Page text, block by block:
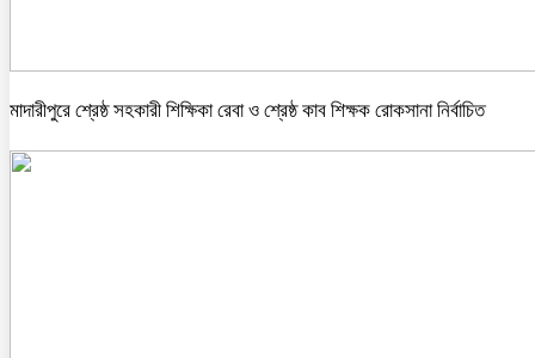
মাদারীপুরে শ্রেষ্ঠ সহকারী শিক্ষিকা রেবা ও শ্রেষ্ঠ কাব শিক্ষক রোকসানা নির্বাচিত